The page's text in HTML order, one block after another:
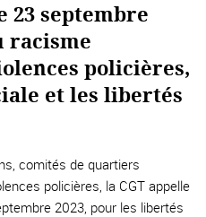
septembre
racisme
policières,
et les libertés
comités de quartiers
policières, la CGT appelle
2023, pour les libertés